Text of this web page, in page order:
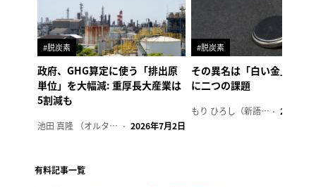
#脱炭素
政府、GHG算定に使う「排出原
単位」を大幅減: 重厚長大産業は
5割減も
池田 真隆 （オルタナ輪番編集長） 2026年7月2日
#脱炭素
その異名は「白い金」、リ
に二つの課題
もり ひろし（新語ウォッチャー） 2023年7
有料記事一覧